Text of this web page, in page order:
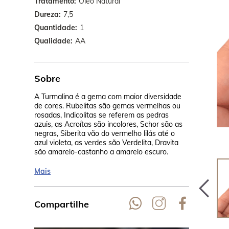
Dureza 7,5
Quantidade 1
Qualidade AA
Sobre
A Turmalina é a gema com maior diversidade
de cores. Rubelitas são gemas vermelhas ou
rosadas, Indicolitas se referem as pedras
azuis, as Acroítas são incolores, Schor são as
negras, Siberita vão do vermelho lilás até o
azul violeta, as verdes são Verdelita, Dravita
são amarelo-castanho a amarelo escuro.
As jazidas
Brasil, Sri
também
Índia,
Mais
Compartilhe